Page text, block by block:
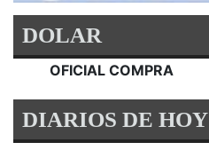
DOLAR
OFICIAL COMPRA
DIARIOS DE HOY